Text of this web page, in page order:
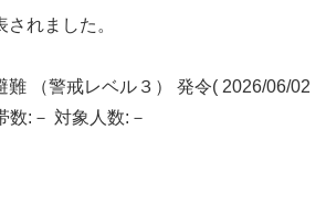
れました。
難 （警戒レベル３） 発令( 2026/06/02
:－ 対象人数:－